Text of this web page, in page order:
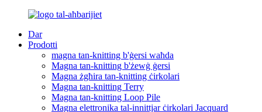
Dar
Prodotti
magna tan-knitting b'ġersi waħda
Magna tan-knitting b'żewġ ġersi
Magna żgħira tan-knitting ċirkolari
Magna tan-knitting Terry
Magna tan-knitting Loop Pile
Magna elettronika tal-innittjar ċirkolari Jacquard